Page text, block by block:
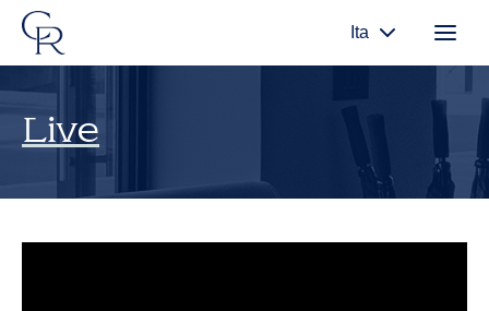
Ita
Live